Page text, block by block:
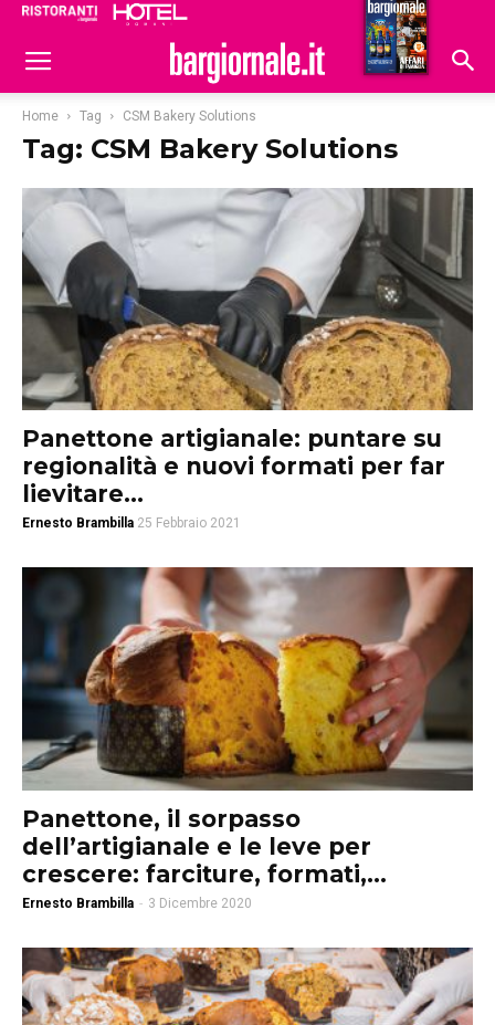
Hoteldomani
Home Tag CSM Bakery Solutions
Tag: CSM Bakery Solutions
Panettone artigianale: puntare su
regionalità e nuovi formati per far
lievitare...
Ernesto Brambilla 25 Febbraio 2021
Panettone, il sorpasso
dell’artigianale e le leve per
crescere: farciture, formati,...
Ernesto Brambilla - 3 Dicembre 2020